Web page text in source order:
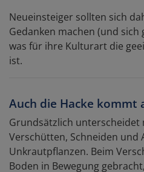
Neueinsteiger sollten sich
Gedanken machen (und sich
was für ihre Kulturart die
ist.
Auch die Hacke kommt
Grundsätzlich unterscheidet
Verschütten, Schneiden und
Unkrautpflanzen. Beim
Boden in Bewegung